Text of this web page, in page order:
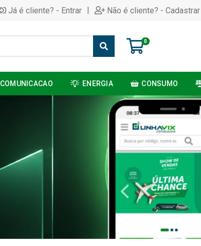
Já é cliente? - Entrar | Não é cliente? - Cadastrar
0
COMUNICACAO ENERGIA CONSUMO